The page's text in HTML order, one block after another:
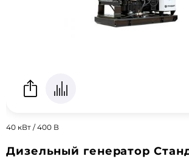
40 кВт / 400 В
Дизельный генератор